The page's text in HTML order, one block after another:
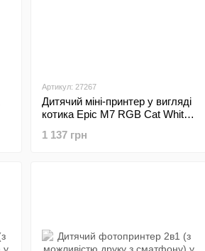
Артикул: 27267
Дитячий міні-принтер у вигляді
котика Epic M7 RGB Cat White
1 137 грн